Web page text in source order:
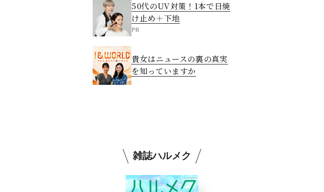
50代のUV対策！1本で日焼
け止め＋下地
PR
貴女はニュースの裏の真実
を知っていますか
雑誌ハルメク